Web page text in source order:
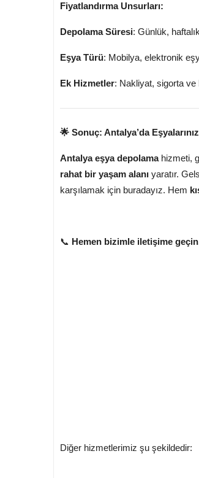
Fiyatlandırma Unsurları:
Depolama Süresi: Günlük,
Eşya Türü: Mobilya, elektronik
Ek Hizmetler: Nakliyat, sigorta
🌟 Sonuç: Antalya’da
Antalya eşya depolamahizmeti,
rahat bir yaşam alanı yaratır.
karşılamak için buradayız. Hem
📞 Hemen bizimle iletişime geçin
Diğer hizmetlerimiz şu şekildedir: